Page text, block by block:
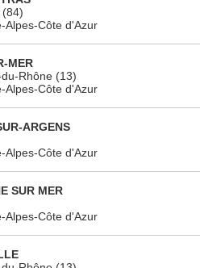
(84)
Alpes-Côte d'Azur
MER
Rhône (13)
Alpes-Côte d'Azur
ARGENS
Alpes-Côte d'Azur
SUR MER
Alpes-Côte d'Azur